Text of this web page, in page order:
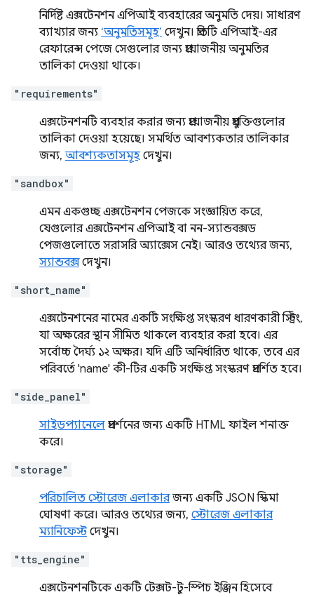
নির্দিষ্ট এক্সটেনশন এপিআই ব্যবহারের অনুমতি দেয়। সাধারণ
ব্যাখ্যার জন্য ‘অনুমতিসমূহ’ দেখুন। প্রতিটি এপিআই-এর
রেফারেন্স পেজে সেগুলোর জন্য প্রয়োজনীয় অনুমতির
তালিকা দেওয়া থাকে।
"requirements"
এক্সটেনশনটি ব্যবহার করার জন্য প্রয়োজনীয় প্রযুক্তিগুলোর
তালিকা দেওয়া হয়েছে। সমর্থিত আবশ্যকতার তালিকার
জন্য, আবশ্যকতাসমূহ দেখুন।
"sandbox"
এমন একগুচ্ছ এক্সটেনশন পেজকে সংজ্ঞায়িত করে,
যেগুলোর এক্সটেনশন এপিআই বা নন-স্যান্ডবক্সড
পেজগুলোতে সরাসরি অ্যাক্সেস নেই। আরও তথ্যের জন্য,
স্যান্ডবক্সদেখুন।
"short_name"
এক্সটেনশনের নামের একটি সংক্ষিপ্ত সংস্করণ ধারণকারী স্ট্রিং,
যা অক্ষরের স্থান সীমিত থাকলে ব্যবহার করা হবে। এর
সর্বোচ্চ দৈর্ঘ্য ১২ অক্ষর। যদি এটি অনির্ধারিত থাকে, তবে এর
পরিবর্তে 'name' কী-টির একটি সংক্ষিপ্ত সংস্করণ প্রদর্শিত হবে।
"side_panel"
সাইডপ্যানেলে প্রদর্শনের জন্য একটি HTML ফাইল শনাক্ত
করে।
"storage"
পরিচালিত স্টোরেজ এলাকারজন্য একটি JSON স্কিমা
ঘোষণা করে। আরও তথ্যের জন্য, স্টোরেজ এলাকার
ম্যানিফেস্টদেখুন।
"tts_engine"
এক্সটেনশনটিকে একটি টেক্সট-টু-স্পিচ ইঞ্জিন হিসেবে